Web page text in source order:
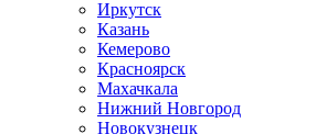
Иркутск
Казань
Кемерово
Красноярск
Махачкала
Нижний Новгород
Новокузнецк